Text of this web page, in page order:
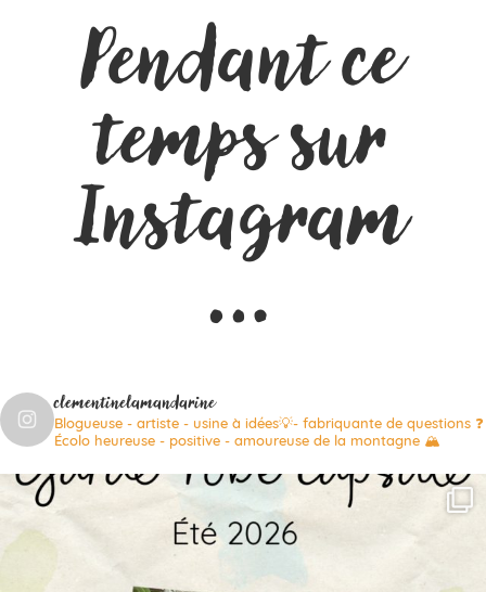
Pendant ce
temps sur
Instagram
…
clementinelamandarine
Blogueuse - artiste - usine à idées💡- fabriquante de questions ❓
Écolo heureuse - positive - amoureuse de la montagne 🏔️